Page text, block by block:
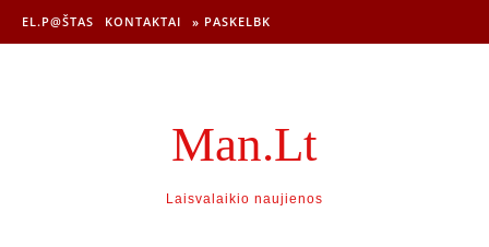
EL.P@ŠTAS KONTAKTAI » PASKELBK
Man.Lt
Laisvalaikio naujienos